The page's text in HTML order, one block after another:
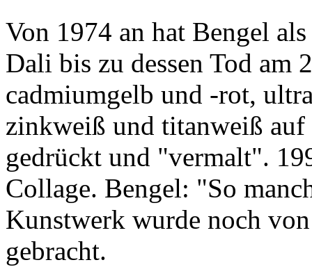
Von 1974 an hat Bengel
Dali bis zu dessen Tod am
cadmiumgelb und -rot,
zinkweiß und titanweiß
gedrückt und "vermalt".
Collage. Bengel: "So
Kunstwerk wurde noch
gebracht.